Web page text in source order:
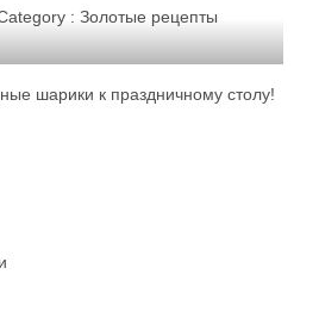
: Золотые рецепты
шарики к праздничному столу!